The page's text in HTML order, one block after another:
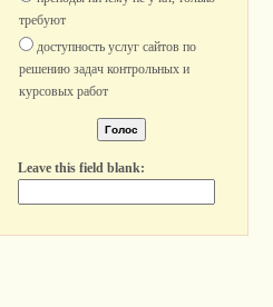
требуют
доступность услуг сайтов по
решению задач контрольных и
курсовых работ
Leave this field blank: